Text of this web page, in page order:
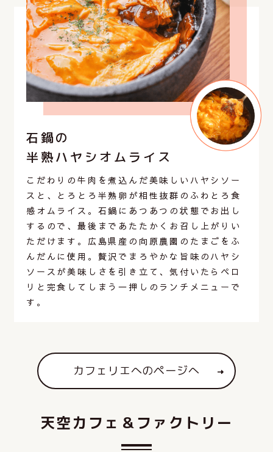
石鍋の
半熟ハヤシオムライス
こだわりの牛肉を煮込んだ美味しいハヤシソー
スと、とろとろ半熟卵が相性抜群のふわとろ食
感オムライス。石鍋にあつあつの状態でお出し
するので、最後まであたたかくお召し上がりい
ただけます。広島県産の向原農園のたまごをふ
んだんに使用。贅沢でまろやかな旨味のハヤシ
ソースが美味しさを引き立て、気付いたらペロ
リと完食してしまう一押しのランチメニューで
す。
カフェリエへのページへ
天空カ フ ェ ＆フ ァ ク ト リ ー